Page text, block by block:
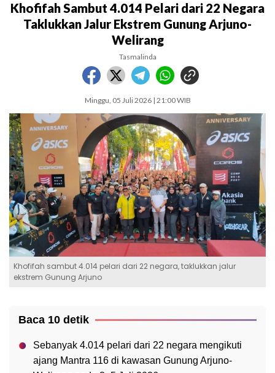
Khofifah Sambut 4.014 Pelari dari 22 Negara
Taklukkan Jalur Ekstrem Gunung Arjuno-
Welirang
Tasmalinda
Minggu, 05 Juli 2026 | 21:00 WIB
Khofifah sambut 4.014 pelari dari 22 negara, taklukkan jalur
ekstrem Gunung Arjuno
Baca 10 detik
Sebanyak 4.014 pelari dari 22 negara mengikuti
ajang Mantra 116 di kawasan Gunung Arjuno-